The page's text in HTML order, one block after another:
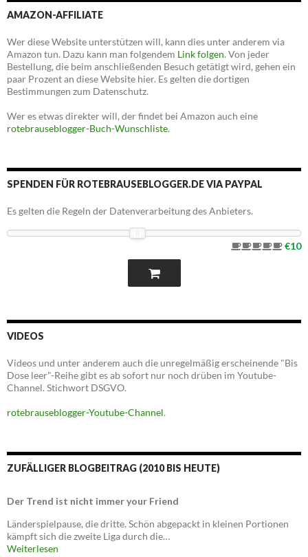
AMAZON-AFFILIATE
Wer diese Website unterstützen will, kann dies unter anderem via
Amazon tun. Dazu kann man folgendem Link folgen. Von jeder
Bestellung, die beim anschließenden Besuch getätigt wird, gehen ein
paar Prozent an diese Website hier. Es gelten die dortigen
Bestimmungen zum Datenschutz.
Wer es etwas direkter will, der findet bei Amazon auch eine
rotebrauseblogger-Buch-Wunschliste.
SPENDEN FÜR ROTEBRAUSEBLOGGER.DE VIA PAYPAL
Es gelten die Regeln der Datenverarbeitung des Anbieters.
€10
VIDEOS
Videos und unter anderem auch die unregelmäßig erscheinende "Bis
Dose leer"-Reihe gibt es ab sofort nur noch drüben im Youtube-
Channel. Stichwort DSGVO.
rotebrauseblogger-Youtube-Channel.
ZUFÄLLIGER BLOGBEITRAG (2010 BIS HEUTE)
Der Trend ist nicht immer your Friend
Länderspielpause, die dritte. Schön abgepackt in kleinen Portionen
kämpft sich die zweite Liga durch die…
Weiterlesen